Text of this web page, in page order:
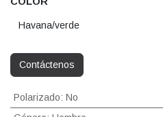
Contáctenos
Polarizado: No